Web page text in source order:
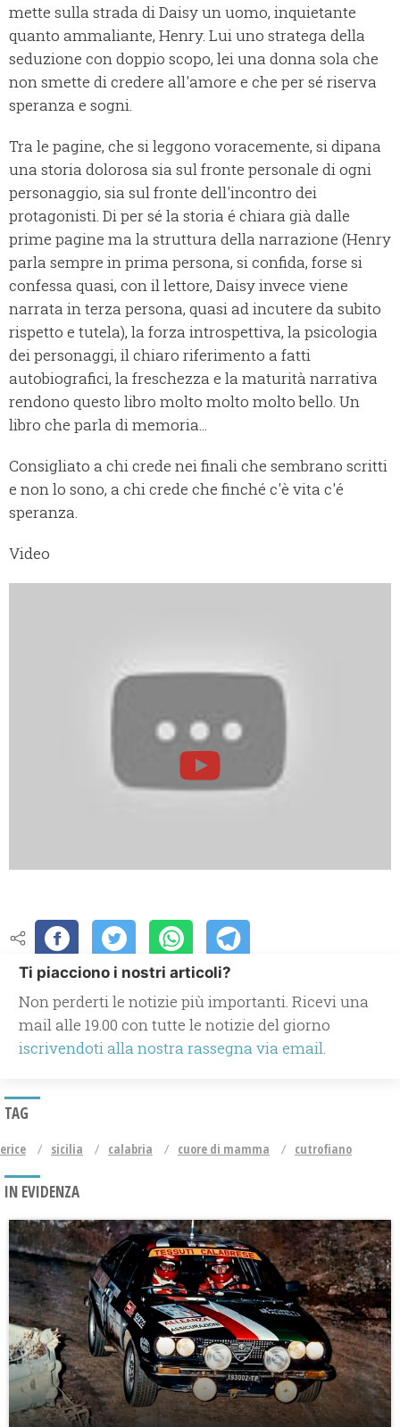
mette sulla strada di Daisy un uomo, inquietante
quanto ammaliante, Henry. Lui uno stratega della
seduzione con doppio scopo, lei una donna sola che
non smette di credere all'amore e che per sé riserva
speranza e sogni.
Tra le pagine, che si leggono voracemente, si dipana
una storia dolorosa sia sul fronte personale di ogni
personaggio, sia sul fronte dell'incontro dei
protagonisti. Di per sé la storia é chiara già dalle
prime pagine ma la struttura della narrazione (Henry
parla sempre in prima persona, si confida, forse si
confessa quasi, con il lettore, Daisy invece viene
narrata in terza persona, quasi ad incutere da subito
rispetto e tutela), la forza introspettiva, la psicologia
dei personaggi, il chiaro riferimento a fatti
autobiografici, la freschezza e la maturità narrativa
rendono questo libro molto molto molto bello. Un
libro che parla di memoria...
Consigliato a chi crede nei finali che sembrano scritti
e non lo sono, a chi crede che finché c'è vita c'é
speranza.
Video
Ti piacciono i nostri articoli?
Non perderti le notizie più importanti. Ricevi una
mail alle 19.00 con tutte le notizie del giorno
iscrivendoti alla nostra rassegna via email.
TAG
erice sicilia calabria cuore di mamma cutrofiano
IN EVIDENZA